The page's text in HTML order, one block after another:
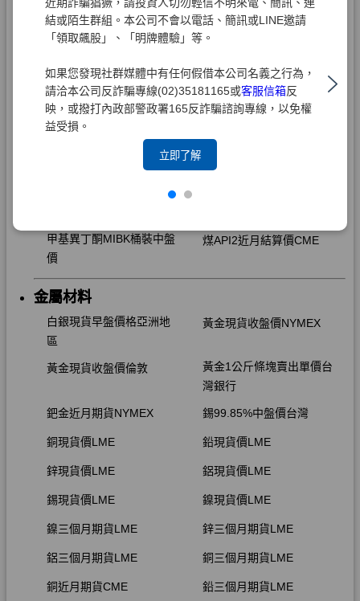
結或陌生群組。本公司不會以電話、簡訊或LINE邀請
「領取飆股」、「明牌體驗」等。
如果您發現社群媒體中有任何假借本公司名義之行為，
請洽本公司反詐騙專線(02)35181165或客服信箱反
映，或撥打內政部警政署165反詐騙諮詢專線，以免權
益受損。
立即了解